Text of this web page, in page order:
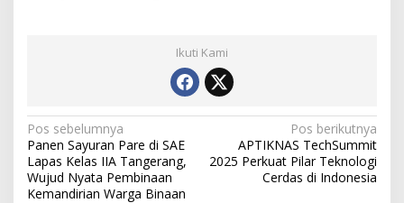
Ikuti Kami
Navigasi
pos
Pos sebelumnya
Panen Sayuran Pare di SAE
Lapas Kelas IIA Tangerang,
Wujud Nyata Pembinaan
Kemandirian Warga Binaan
Pos berikutnya
APTIKNAS TechSummit
2025 Perkuat Pilar Teknologi
Cerdas di Indonesia